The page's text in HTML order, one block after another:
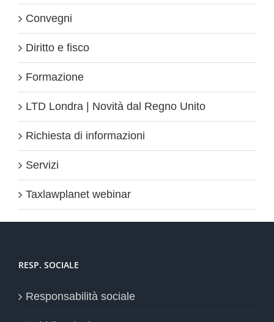
Convegni
Diritto e fisco
Formazione
LTD Londra | Novità dal Regno Unito
Richiesta di informazioni
Servizi
Taxlawplanet webinar
RESP. SOCIALE
Responsabilità sociale